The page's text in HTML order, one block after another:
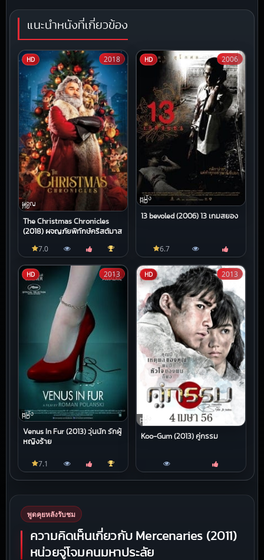
แนะนำหนังที่เกี่ยวข้อง
HD
ผจญ
ภัย
The Christmas Chronicles
(2018) ผจญภัยพิทักษ์คริสต์มาส
2018
7.0
HD
หนัง
HD
13 bevoled (2006) 13 เกมสยอง
2006
6.7
HD
หนัง
HD
Venus In Fur (2013) วุ่นนัก รักผู้
หญิงร้าย
2013
7.1
HD
หนัง
HD
Koo-Gum (2013) คู่กรรม
2013
พูดคุยหลังรับชม
ความคิดเห็นเกี่ยวกับ Mercenaries (2011)
หน่วยจู่โจมคนมหาประลัย